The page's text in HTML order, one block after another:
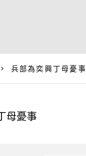
兵部為奕興丁母憂事
母憂事